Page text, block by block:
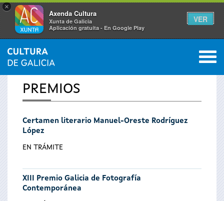
×
Axenda Cultura
Xunta de Galicia
Aplicación gratuíta - En Google Play
VER
Se
encuentra
usted
aquí
INICIO 0
PREMIOS
Certamen literario Manuel-Oreste Rodríguez
López
EN TRÁMITE
XIII Premio Galicia de Fotografía
Contemporánea